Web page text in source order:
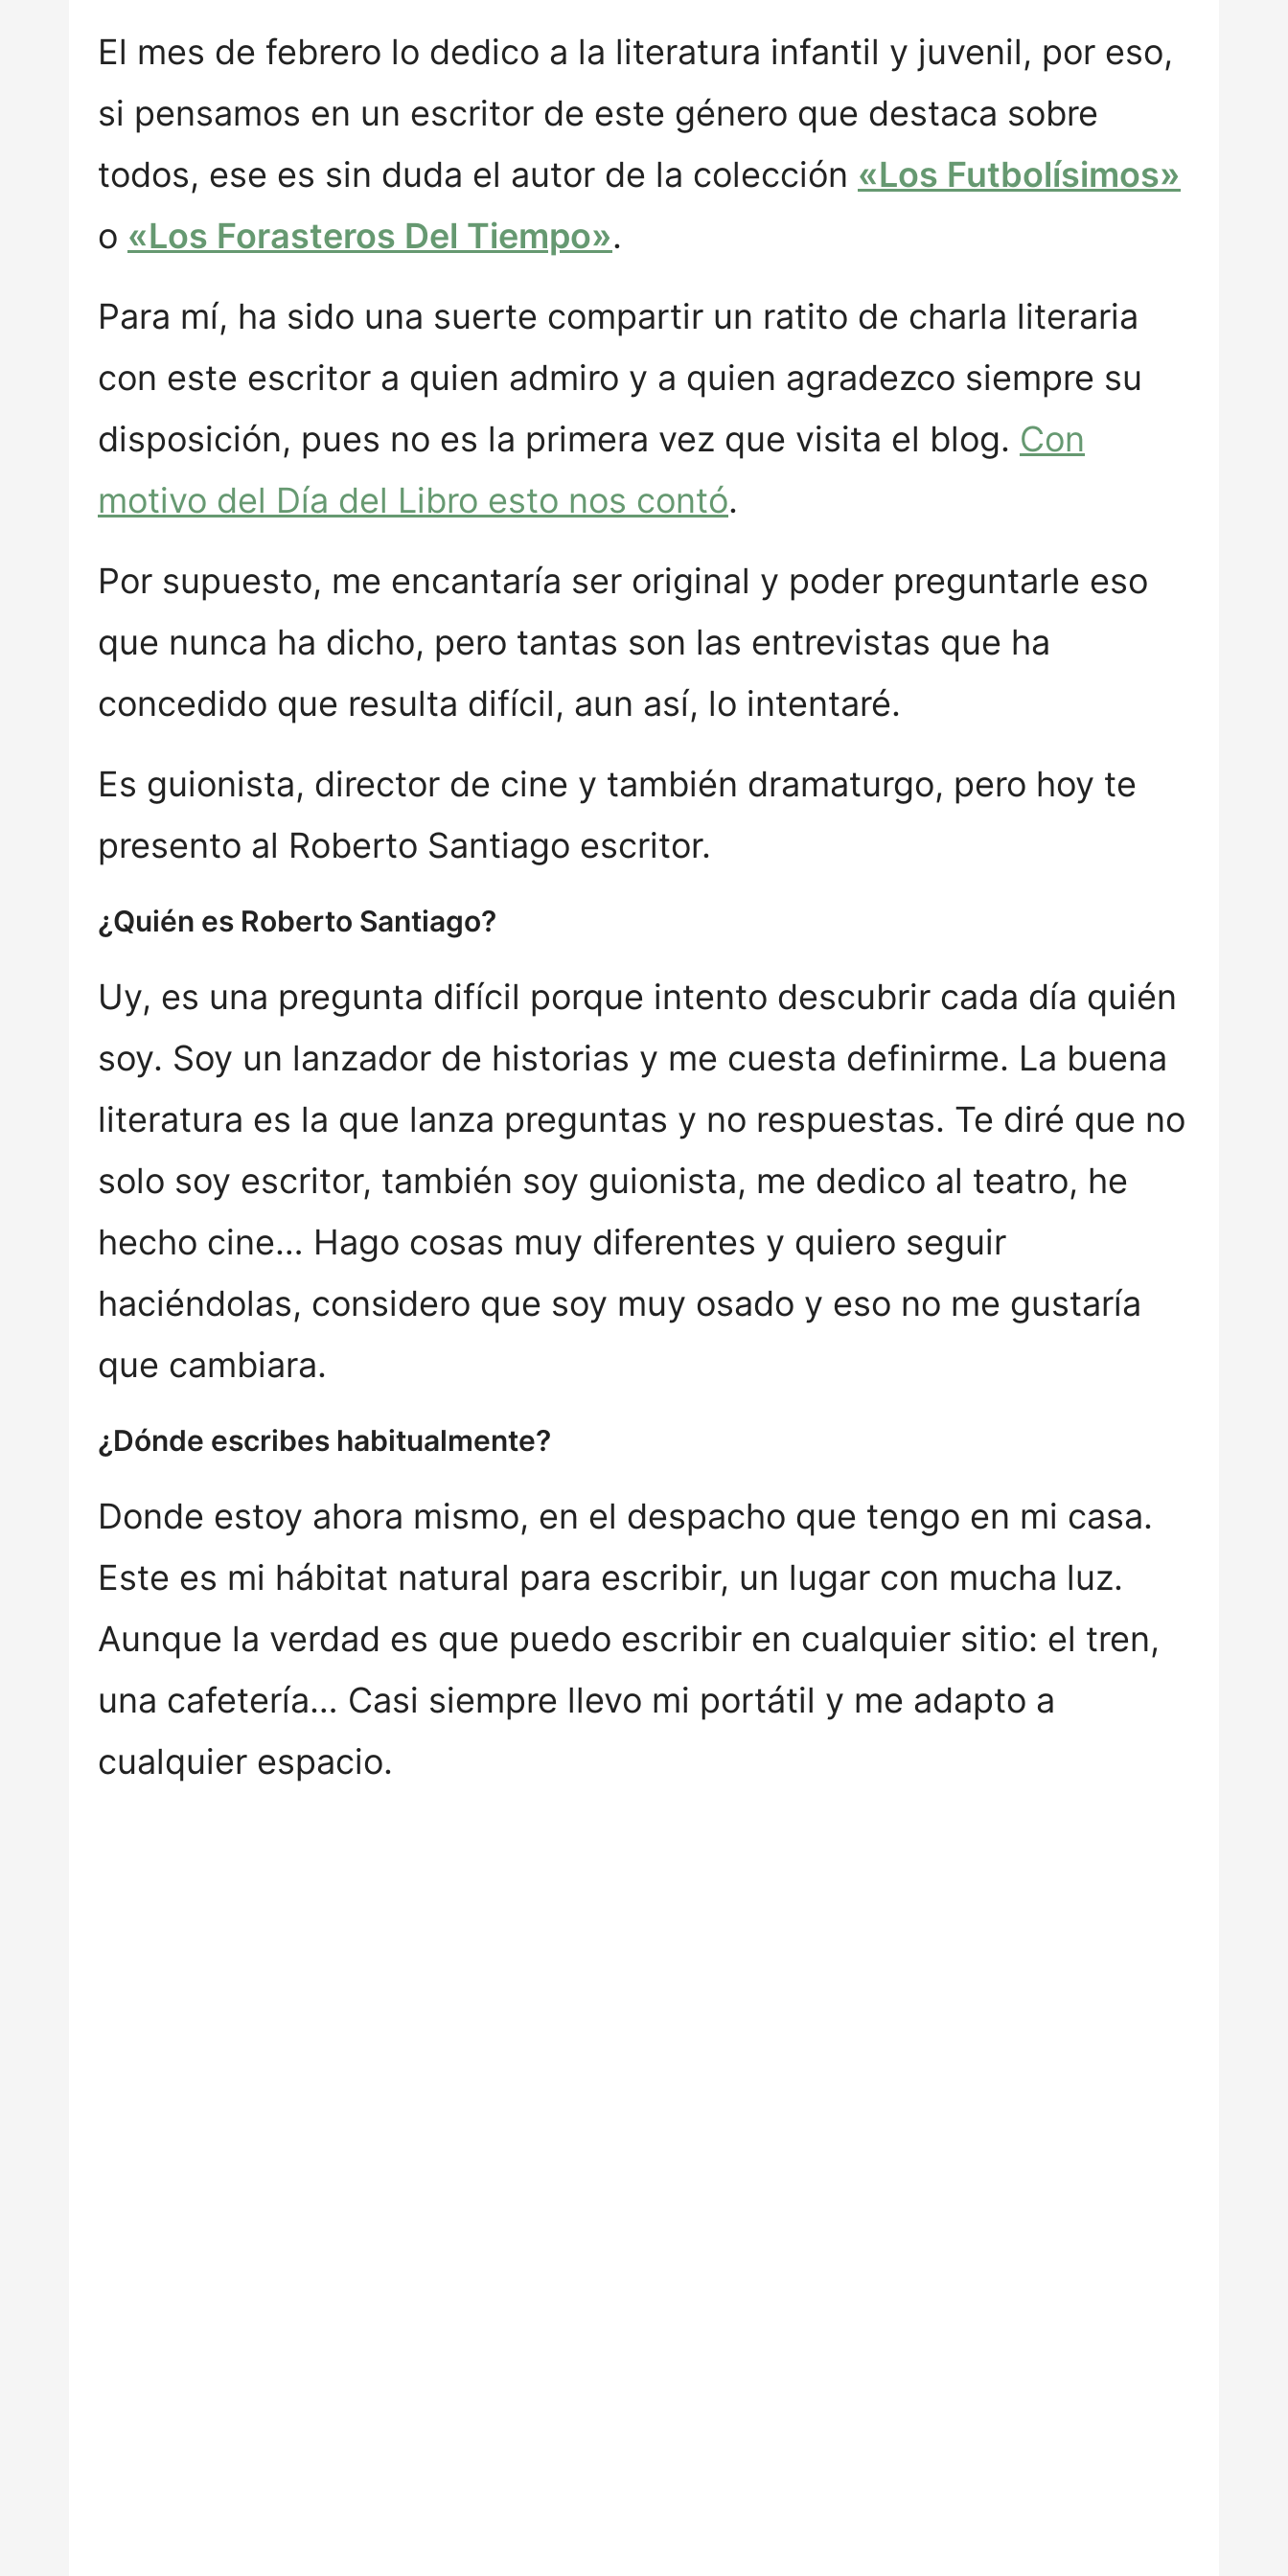
El mes de febrero lo dedico a la literatura infantil y juvenil, por eso,
si pensamos en un escritor de este género que destaca sobre
todos, ese es sin duda el autor de la colección «Los Futbolísimos»
o «Los Forasteros Del Tiempo».
Para mí, ha sido una suerte compartir un ratito de charla literaria
con este escritor a quien admiro y a quien agradezco siempre su
disposición, pues no es la primera vez que visita el blog. Con
motivo del Día del Libro esto nos contó.
Por supuesto, me encantaría ser original y poder preguntarle eso
que nunca ha dicho, pero tantas son las entrevistas que ha
concedido que resulta difícil, aun así, lo intentaré.
Es guionista, director de cine y también dramaturgo, pero hoy te
presento al Roberto Santiago escritor.
¿Quién es Roberto Santiago?
Uy, es una pregunta difícil porque intento descubrir cada día quién
soy. Soy un lanzador de historias y me cuesta definirme. La buena
literatura es la que lanza preguntas y no respuestas. Te diré que no
solo soy escritor, también soy guionista, me dedico al teatro, he
hecho cine… Hago cosas muy diferentes y quiero seguir
haciéndolas, considero que soy muy osado y eso no me gustaría
que cambiara.
¿Dónde escribes habitualmente?
Donde estoy ahora mismo, en el despacho que tengo en mi casa.
Este es mi hábitat natural para escribir, un lugar con mucha luz.
Aunque la verdad es que puedo escribir en cualquier sitio: el tren,
una cafetería… Casi siempre llevo mi portátil y me adapto a
cualquier espacio.